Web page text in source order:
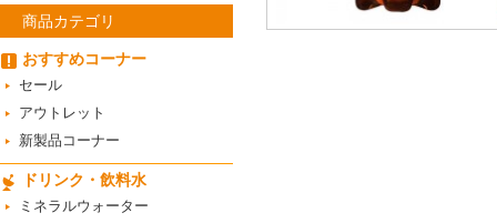
商品カテゴリ
おすすめコーナー
セール
アウトレット
新製品コーナー
ドリンク・飲料水
ミネラルウォーター